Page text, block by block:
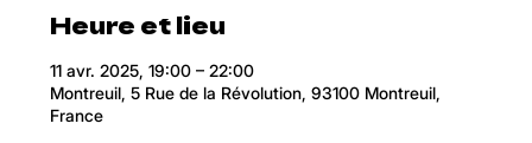
Heure et lieu
11 avr. 2025, 19:00 – 22:00
Montreuil, 5 Rue de la Révolution, 93100 Montreuil,
France